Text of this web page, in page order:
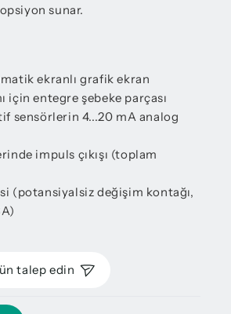
sunar.
ekranlı grafik ekran
için entegre şebeke parçası
sensörlerin 4...20 mA analog
impuls çıkışı (toplam
(potansiyalsiz değişim kontağı,
talep edin